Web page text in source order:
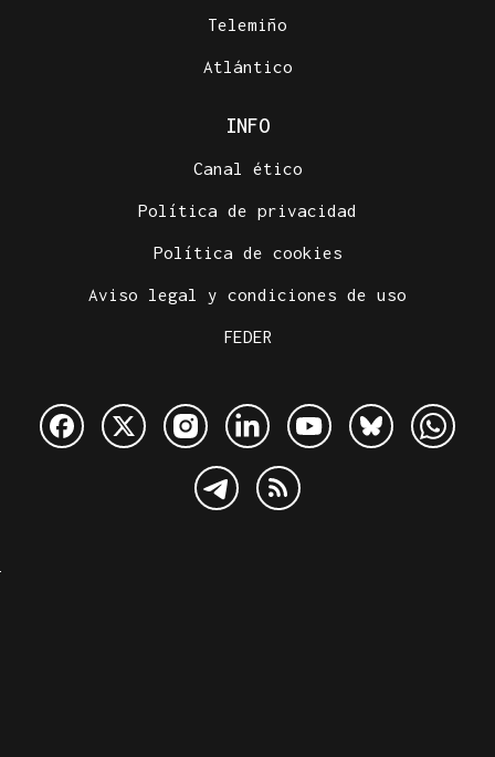
Telemiño
Atlántico
INFO
Canal ético
Política de privacidad
Política de cookies
Aviso legal y condiciones de uso
FEDER